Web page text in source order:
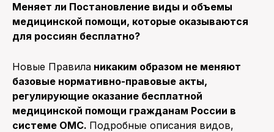
Меняет ли Постановление виды и объемы
медицинской помощи, которые оказываются
для россиян бесплатно?
Новые Правила никаким образом не меняют
базовые нормативно-правовые акты,
регулирующие оказание бесплатной
медицинской помощи гражданам России в
системе ОМС. Подробные описания видов,